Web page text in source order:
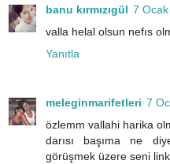
banu kırmızıgül 7
valla helal olsun nefıs
Yanıtla
meleginmarifetleri 7
özlemm vallahi harika
darısı başıma ne
görüşmek üzere seni